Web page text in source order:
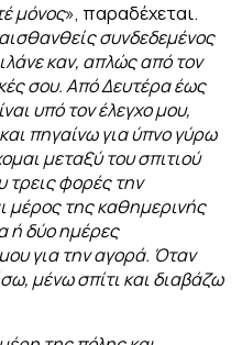
μόνος», παραδέχεται.
αισθανθείς συνδεδεμένος
καν, απλώς από τον
σου.Από Δευτέρα έως
υπό τον έλεγχο μου,
πηγαίνω για ύπνο γύρω
μεταξύτου σπιτιού
τρεις φορές την
μέρος της καθημερινής
ή δύο ημέρες
για την αγορά. Όταν
μένω σπίτι καιδιαβάζω